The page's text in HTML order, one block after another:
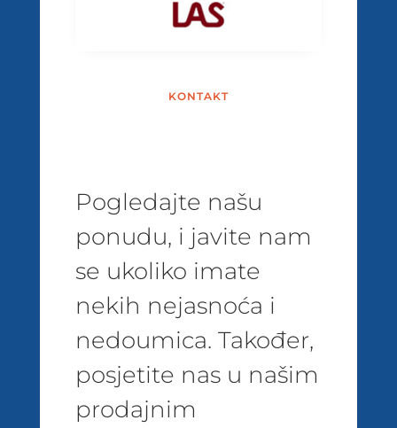
KONTAKT
Pogledajte našu
ponudu, i javite nam
se ukoliko imate
nekih nejasnoća i
nedoumica. Također,
posjetite nas u našim
prodajnim